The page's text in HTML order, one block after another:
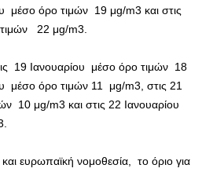
μέσο όρο τιμών 19 μg/m3 και στις
22 μg/m3.
19 Ιανουαρίου μέσο όρο τιμών 18
μέσο όρο τιμών 11 μg/m3, στις 21
10 μg/m3 και στις 22 Ιανουαρίου
ευρωπαϊκή νομοθεσία, το όριο για